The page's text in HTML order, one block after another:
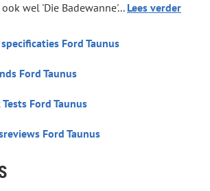
wel 'Die Badewanne'... Lees verder
Ford Taunus
Ford Taunus
Ford Taunus
Ford Taunus